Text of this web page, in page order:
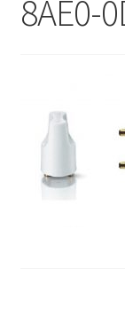
Contacta con
8AE0-